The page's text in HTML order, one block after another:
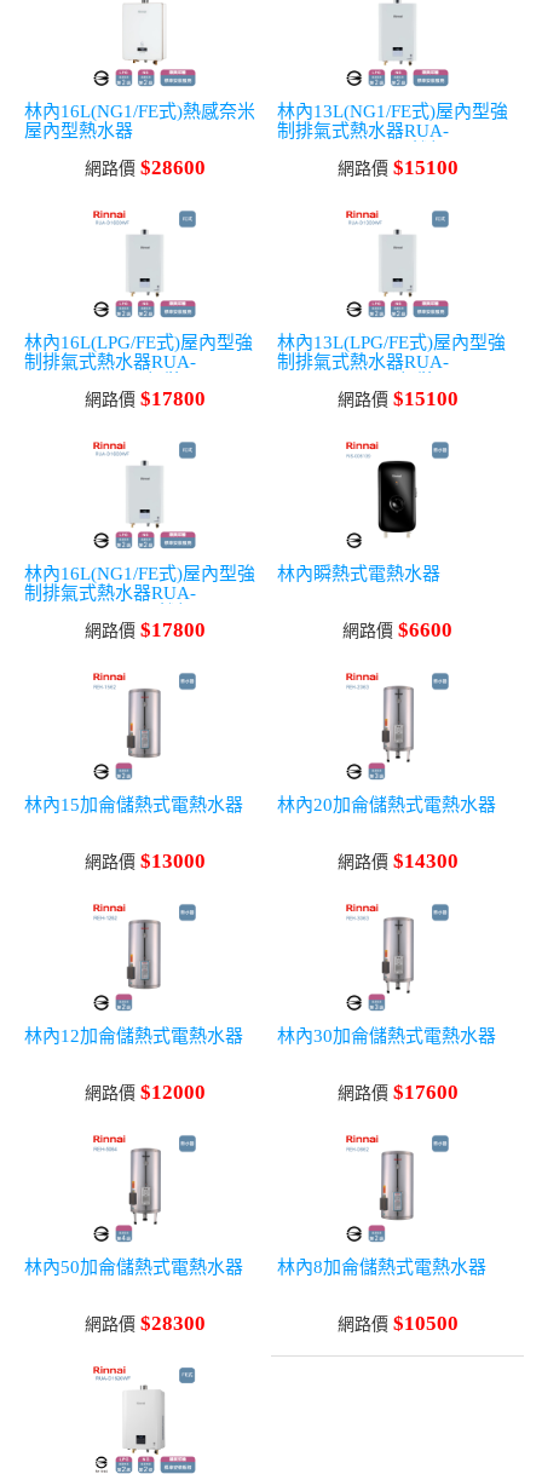
林內16L(NG1/FE式)熱感奈米
屋內型熱水器
網路價 $28600
林內13L(NG1/FE式)屋內型強
制排氣式熱水器RUA-
網路價 $15100
林內16L(LPG/FE式)屋內型強
制排氣式熱水器RUA-
網路價 $17800
林內13L(LPG/FE式)屋內型強
制排氣式熱水器RUA-
網路價 $15100
林內16L(NG1/FE式)屋內型強
制排氣式熱水器RUA-
網路價 $17800
林內瞬熱式電熱水器
網路價 $6600
林內15加侖儲熱式電熱水器
網路價 $13000
林內20加侖儲熱式電熱水器
網路價 $14300
林內12加侖儲熱式電熱水器
網路價 $12000
林內30加侖儲熱式電熱水器
網路價 $17600
林內50加侖儲熱式電熱水器
網路價 $28300
林內8加侖儲熱式電熱水器
網路價 $10500